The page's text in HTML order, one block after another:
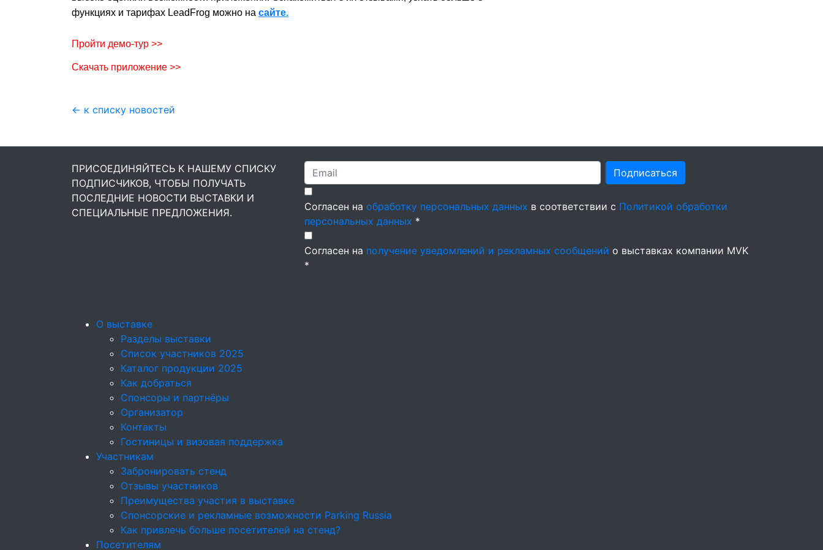
функциях и тарифах LeadFrog можно на сайте.
Пройти демо-тур >>
Скачать приложение >>
← к списку новостей
ПРИСОЕДИНЯЙТЕСЬ К НАШЕМУ СПИСКУ
ПОДПИСЧИКОВ, ЧТОБЫ ПОЛУЧАТЬ
ПОСЛЕДНИЕ НОВОСТИ ВЫСТАВКИ И
СПЕЦИАЛЬНЫЕ ПРЕДЛОЖЕНИЯ.
Подписаться
Согласен на обработку персональных данных в соответствии с Политикой обработки
персональных данных *
Согласен на получение уведомлений и рекламных сообщений о выставках компании MVK
*
О выставке
Разделы выставки
Список участников 2025
Каталог продукции 2025
Как добраться
Спонсоры и партнёры
Организатор
Контакты
Гостиницы и визовая поддержка
Участникам
Забронировать стенд
Отзывы участников
Преимущества участия в выставке
Спонсорские и рекламные возможности Parking Russia
Как привлечь больше посетителей на стенд?
Посетителям